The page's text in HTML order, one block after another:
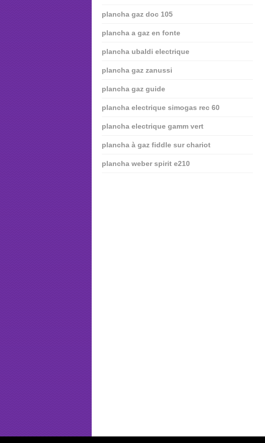
plancha gaz doc 105
plancha a gaz en fonte
plancha ubaldi electrique
plancha gaz zanussi
plancha gaz guide
plancha electrique simogas rec 60
plancha electrique gamm vert
plancha à gaz fiddle sur chariot
plancha weber spirit e210